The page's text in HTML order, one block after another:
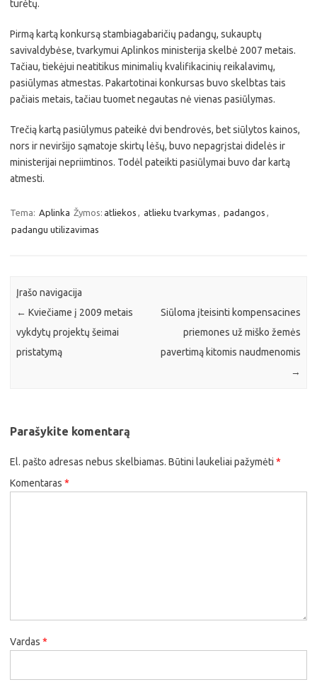
turėtų.
Pirmą kartą konkursą stambiagabaričių padangų, sukauptų
savivaldybėse, tvarkymui Aplinkos ministerija skelbė 2007 metais.
Tačiau, tiekėjui neatitikus minimalių kvalifikacinių reikalavimų,
pasiūlymas atmestas. Pakartotinai konkursas buvo skelbtas tais
pačiais metais, tačiau tuomet negautas nė vienas pasiūlymas.
Trečią kartą pasiūlymus pateikė dvi bendrovės, bet siūlytos kainos,
nors ir neviršijo sąmatoje skirtų lėšų, buvo nepagrįstai didelės ir
ministerijai nepriimtinos. Todėl pateikti pasiūlymai buvo dar kartą
atmesti.
Tema: Aplinka Žymos: atliekos , atlieku tvarkymas , padangos ,
padangu utilizavimas
Įrašo navigacija
← Kviečiame į 2009 metais
vykdytų projektų šeimai
pristatymą
Siūloma įteisinti kompensacines
priemones už miško žemės
pavertimą kitomis naudmenomis
→
Parašykite komentarą
El. pašto adresas nebus skelbiamas. Būtini laukeliai pažymėti *
Komentaras *
Vardas *